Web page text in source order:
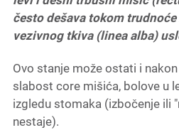
često dešava tokom
vezivnog tkiva (linea alba)
Ovo stanje može ostati i
slabost core mišića, bolove u
izgledu stomaka (izbočenje ili
nestaje).